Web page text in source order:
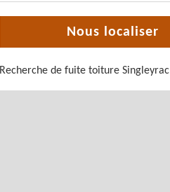
Nous localiser
Recherche de fuite toiture Singleyrac